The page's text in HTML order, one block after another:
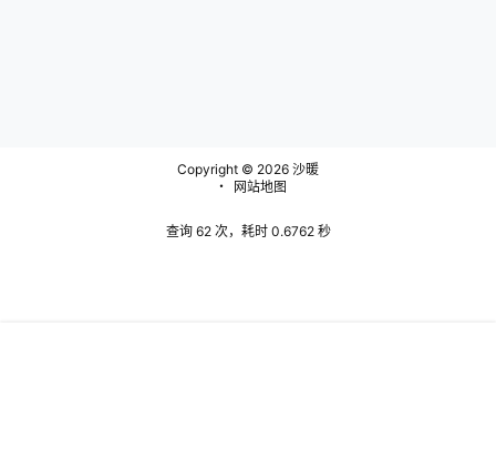
Copyright © 2026 沙暖
・
网站地图
查询 62 次，耗时 0.6762 秒